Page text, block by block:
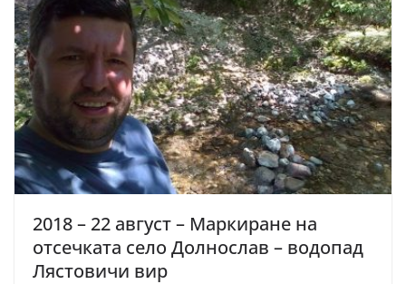
2018 – 22 август – Маркиране на
отсечката село Долнослав – водопад
Лястовичи вир